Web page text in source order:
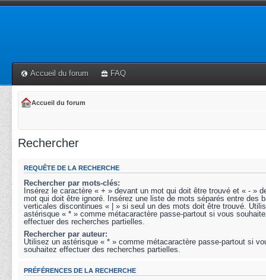
Accueil du forum FAQ
Accueil du forum
Rechercher
REQUÊTE DE LA RECHERCHE
Rechercher par mots-clés:
Insérez le caractère « + » devant un mot qui doit être trouvé et « - »
mot qui doit être ignoré. Insérez une liste de mots séparés entre des
verticales discontinues « | » si seul un des mots doit être trouvé.
astérisque « * » comme métacaractère passe-partout si vous
effectuer des recherches partielles.
Rechercher par auteur:
Utilisez un astérisque « * » comme métacaractère passe-partout si
souhaitez effectuer des recherches partielles.
PRÉFÉRENCES DE LA RECHERCHE